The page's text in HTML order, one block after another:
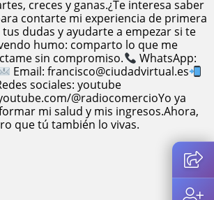
creces y ganas.¿Te interesa saber
contarte mi experiencia de primera
dudas y ayudarte a empezar si te
humo: comparto lo que me
sin compromiso.
WhatsApp:
Email: francisco@ciudadvirtual.es
sociales: youtube
@radiocomercioYo ya
mi salud y mis ingresos.Ahora,
que tú también lo vivas.